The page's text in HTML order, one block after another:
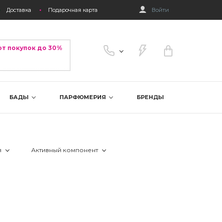
Доставка Подарочная карта Войти
покупок до 30%
БАДЫ ПАРФЮМЕРИЯ БРЕНДЫ
Активный компонент